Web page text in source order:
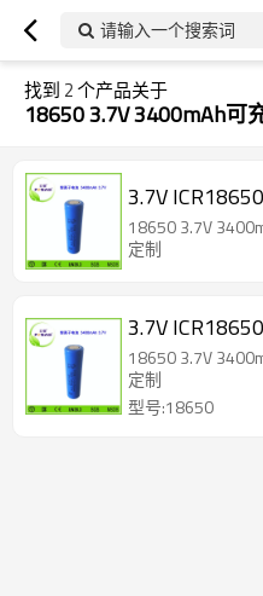
请输入一个搜索词
找到 2个产品关于
18650 3.7V 3400mAh可
3.7V
18650 3.7V
定制
3.7V
18650 3.7V
定制
型号:18650